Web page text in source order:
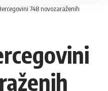
748 novozaraženih